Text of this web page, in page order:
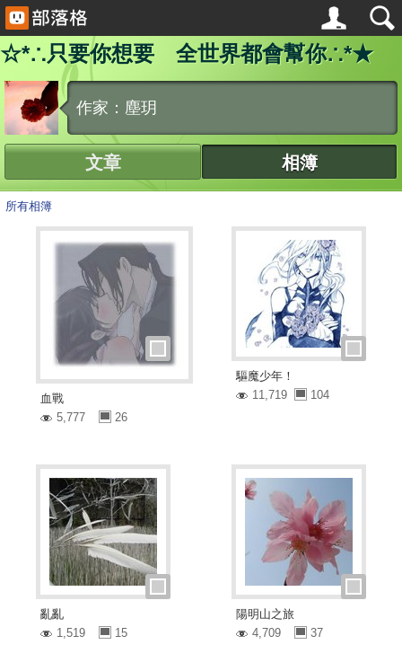
☆*∴只要你想要 全世界都會幫你∴*★
作家：塵玥
文章 相簿
所有相簿
血戰
5,777
26
驅魔少年！
11,719
104
亂亂
1,519
15
陽明山之旅
4,709
37